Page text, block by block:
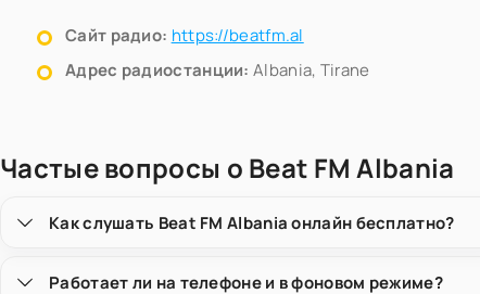
Сайт радио: https://beatfm.al
Адрес радиостанции: Albania, Tirane
Частые вопросы о Beat FM Albania
Как слушать Beat FM Albania онлайн бесплатно?
Работает ли на телефоне и в фоновом режиме?